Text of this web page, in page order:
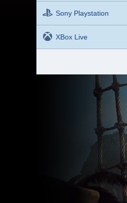
Sony Playstation
XBox Live